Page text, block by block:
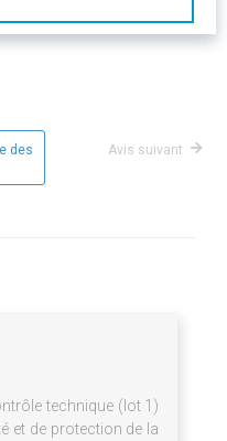
des
Avis suivant
technique (lot 1)
et de protection de la